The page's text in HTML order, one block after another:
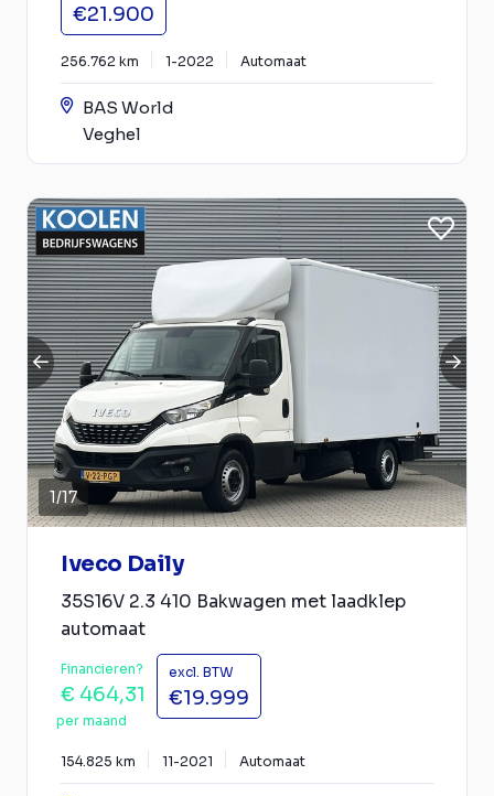
€21.900
256.762 km 1-2022 Automaat
BAS World
Veghel
1/17
Iveco Daily
35S16V 2.3 410 Bakwagen met laadklep
automaat
Financieren?
€ 464,31
per maand
excl. BTW
€19.999
154.825 km 11-2021 Automaat